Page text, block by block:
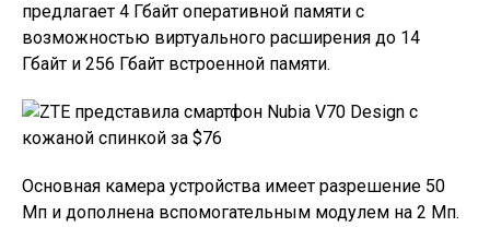
предлагает 4 Гбайт оперативной памяти с
возможностью виртуального расширения до 14
Гбайт и 256 Гбайт встроенной памяти.
Основная камера устройства имеет разрешение 50
Мп и дополнена вспомогательным модулем на 2 Мп.